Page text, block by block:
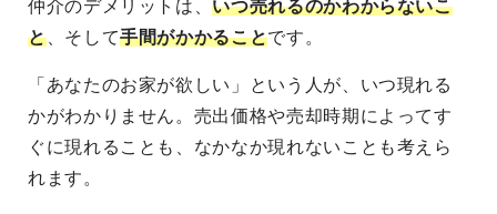
仲介のデメリットは、いつ売れるのかわからないこ
と、そして手間がかかることです。
「あなたのお家が欲しい」という人が、いつ現れる
かがわかりません。売出価格や売却時期によってす
ぐに現れることも、なかなか現れないことも考えら
れます。